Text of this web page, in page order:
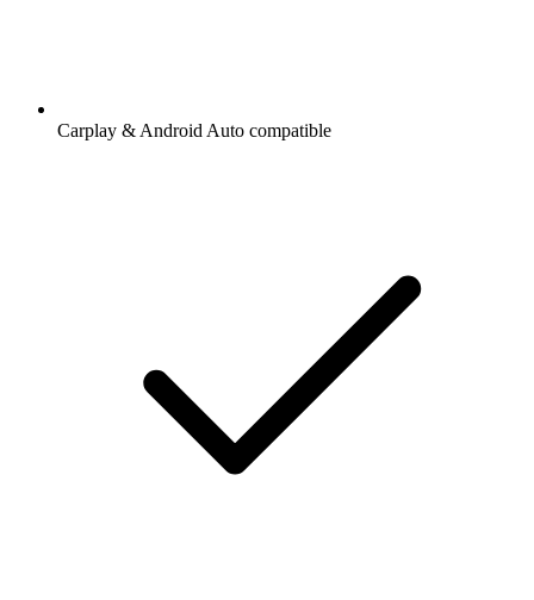
Carplay & Android Auto compatible